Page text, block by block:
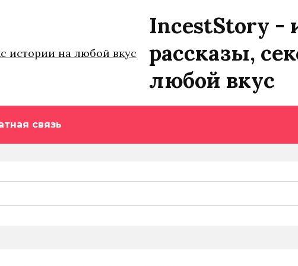
IncestStory -
рассказы,
любой вкус
связь